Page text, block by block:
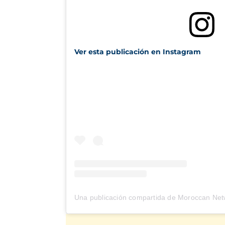
Ver esta publicación en Instagram